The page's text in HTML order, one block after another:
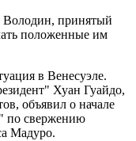
Володин, принятый
положенные им
в Венесуэле.
Хуан Гуайдо,
объявил о начале
по свержению
Мадуро.